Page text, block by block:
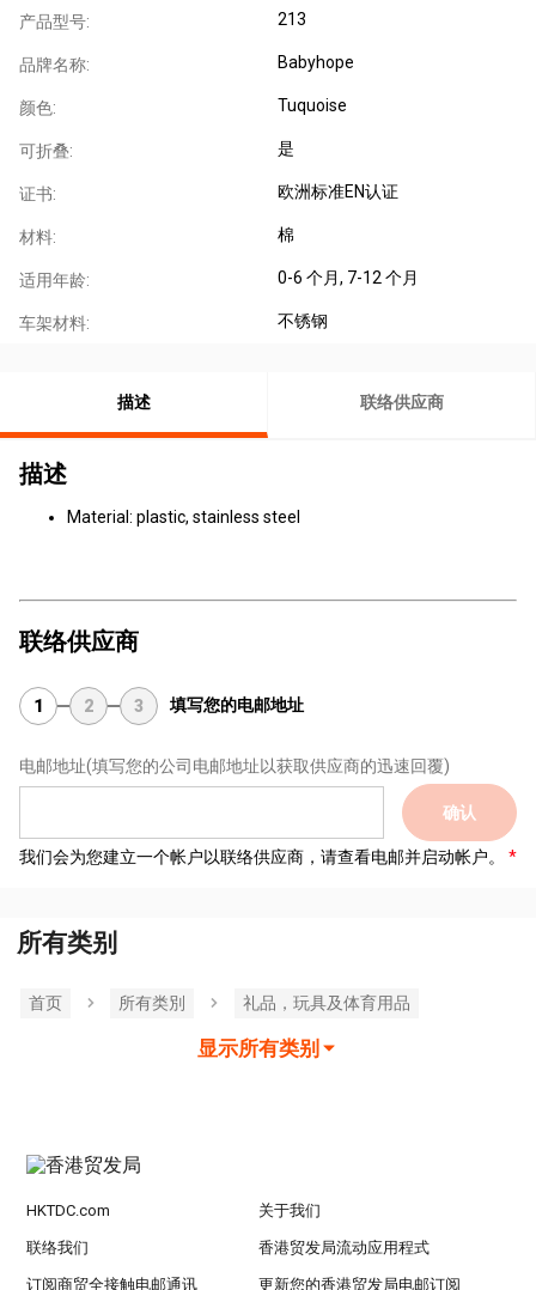
产品型号: 213
品牌名称: Babyhope
颜色: Tuquoise
可折叠: 是
证书: 欧洲标准EN认证
材料: 棉
适用年龄: 0-6 个月, 7-12 个月
车架材料: 不锈钢
描述 联络供应商
描述
Material: plastic, stainless steel
联络供应商
1 2 3 填写您的电邮地址
电邮地址(填写您的公司电邮地址以获取供应商的迅速回覆)
确认
我们会为您建立一个帐户以联络供应商，请查看电邮并启动帐户。
所有类别
首页 所有类別 礼品，玩具及体育用品
显示所有类别
HKTDC.com 关于我们
联络我们 香港贸发局流动应用程式
订阅商贸全接触电邮通讯 更新您的香港贸发局电邮订阅